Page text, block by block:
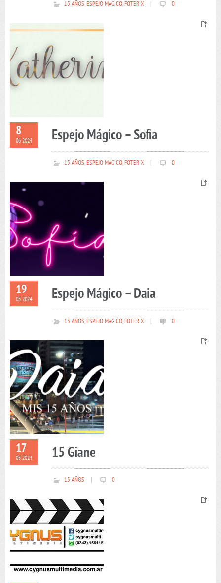
15 AÑOS,ESPEJO MAGICO,FOTERIX 0
8
06 2024 Espejo Mágico – Sofia
15 AÑOS,ESPEJO MAGICO,FOTERIX 0
19
05 2024 Espejo Mágico – Daia
15 AÑOS,ESPEJO MAGICO,FOTERIX 0
17
05 2024 15 Giane
15 AÑOS 0